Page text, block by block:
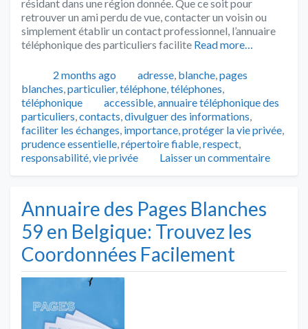
résidant dans une région donnée. Que ce soit pour
retrouver un ami perdu de vue, contacter un voisin ou
simplement établir un contact professionnel, l’annuaire
téléphonique des particuliers facilite Read more…
Publié2 months ago Catégories
adresse, blanche,pages
blanches,particulier,téléphone,téléphones,
téléphonique
Tags
accessible,annuaire téléphonique des
particuliers,contacts,divulguer des informations,
faciliter les échanges, importance,protéger la vie privée,
prudence essentielle,répertoire fiable,respect,
responsabilité,vie privée Laisser un commentaire
Annuaire des Pages Blanches
59 en Belgique: Trouvez les
Coordonnées Facilement